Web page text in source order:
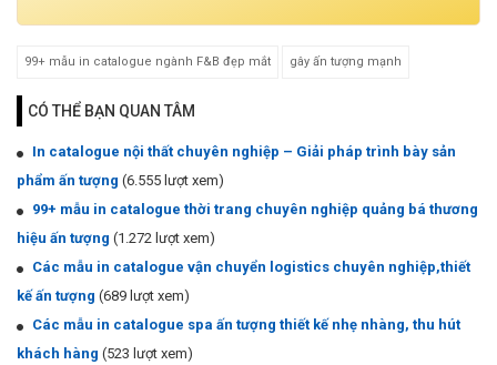
99+ mẫu in catalogue ngành F&B đẹp mắt gây ấn tượng mạnh
CÓ THỂ BẠN QUAN TÂM
In catalogue nội thất chuyên nghiệp – Giải pháp trình bày sản
phẩm ấn tượng (6.555 lượt xem)
99+ mẫu in catalogue thời trang chuyên nghiệp quảng bá thương
hiệu ấn tượng (1.272 lượt xem)
Các mẫu in catalogue vận chuyển logistics chuyên nghiệp,thiết
kế ấn tượng (689 lượt xem)
Các mẫu in catalogue spa ấn tượng thiết kế nhẹ nhàng, thu hút
khách hàng (523 lượt xem)